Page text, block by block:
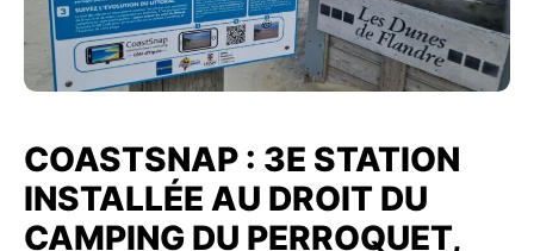
COASTSNAP : 3E STATION
INSTALLÉE AU DROIT DU
CAMPING DU PERROQUET,